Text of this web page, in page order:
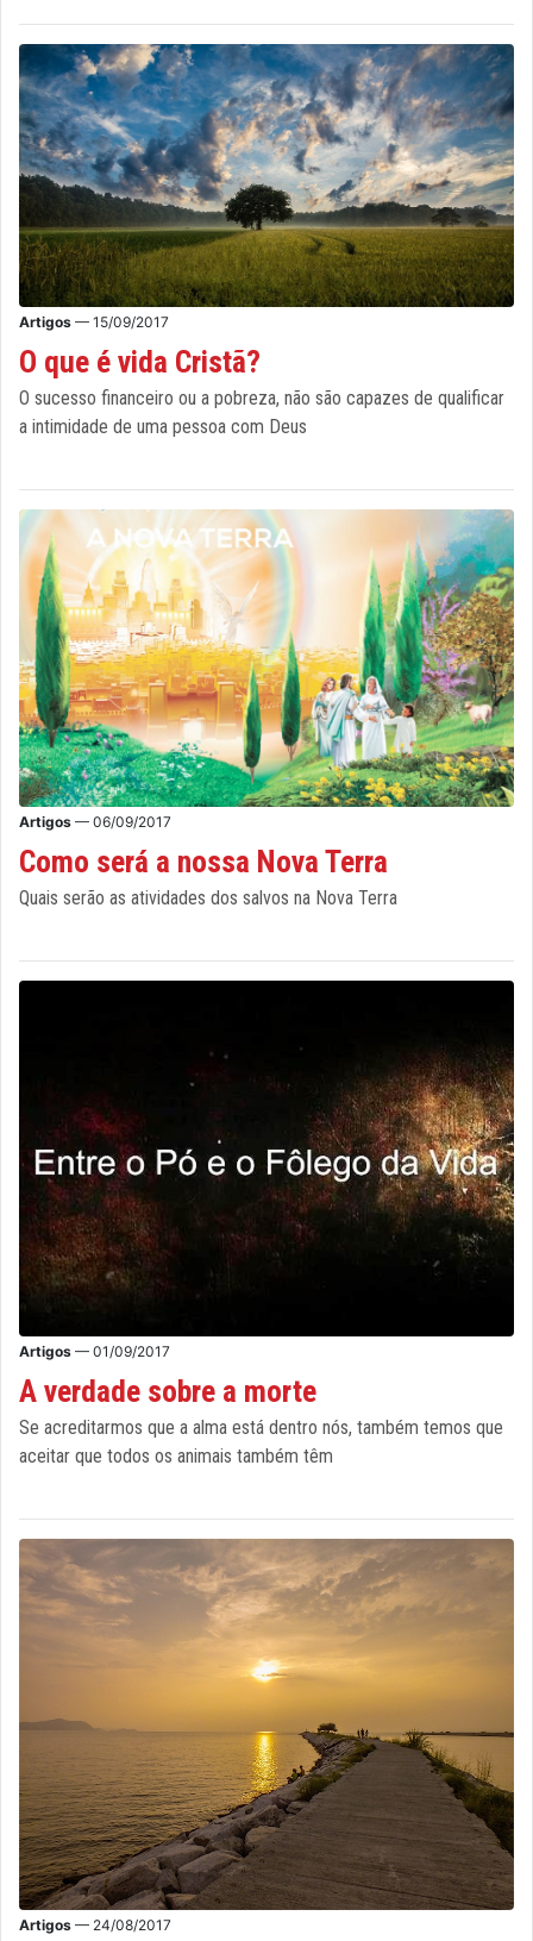
Artigos — 15/09/2017
O que é vida Cristã?
O sucesso financeiro ou a pobreza, não são capazes de qualificar
a intimidade de uma pessoa com Deus
Artigos — 06/09/2017
Como será a nossa Nova Terra
Quais serão as atividades dos salvos na Nova Terra
Artigos — 01/09/2017
A verdade sobre a morte
Se acreditarmos que a alma está dentro nós, também temos que
aceitar que todos os animais também têm
Artigos — 24/08/2017